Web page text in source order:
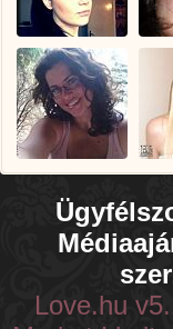
Love.hu